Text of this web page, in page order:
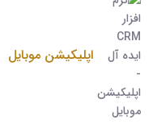
اپلیکیشن موبایل